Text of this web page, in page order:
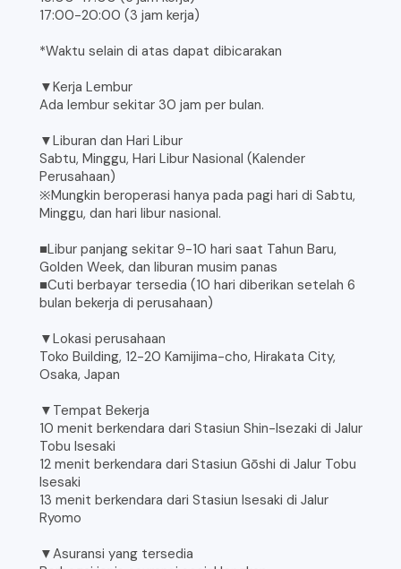
17:00-20:00 (3 jam kerja)
*Waktu selain di atas dapat dibicarakan
▼Kerja Lembur
Ada lembur sekitar 30 jam per bulan.
▼Liburan dan Hari Libur
Sabtu, Minggu, Hari Libur Nasional (Kalender
Perusahaan)
※Mungkin beroperasi hanya pada pagi hari di Sabtu,
Minggu, dan hari libur nasional.
■Libur panjang sekitar 9-10 hari saat Tahun Baru,
Golden Week, dan liburan musim panas
■Cuti berbayar tersedia (10 hari diberikan setelah 6
bulan bekerja di perusahaan)
▼Lokasi perusahaan
Toko Building, 12-20 Kamijima-cho, Hirakata City,
Osaka, Japan
▼Tempat Bekerja
10 menit berkendara dari Stasiun Shin-Isezaki di Jalur
Tobu Isesaki
12 menit berkendara dari Stasiun Gōshi di Jalur Tobu
Isesaki
13 menit berkendara dari Stasiun Isesaki di Jalur
Ryomo
▼Asuransi yang tersedia